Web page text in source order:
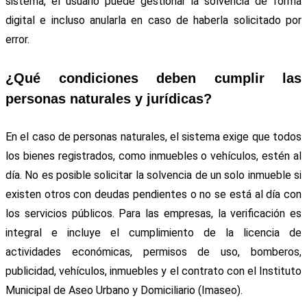
digital e incluso anularla en caso de haberla solicitado por
error.
¿Qué condiciones deben cumplir las
personas naturales y jurídicas?
En el caso de personas naturales, el sistema exige que todos
los bienes registrados, como inmuebles o vehículos, estén al
día. No es posible solicitar la solvencia de un solo inmueble si
existen otros con deudas pendientes o no se está al día con
los servicios públicos. Para las empresas, la verificación es
integral e incluye el cumplimiento de la licencia de
actividades económicas, permisos de uso, bomberos,
publicidad, vehículos, inmuebles y el contrato con el Instituto
Municipal de Aseo Urbano y Domiciliario (Imaseo).